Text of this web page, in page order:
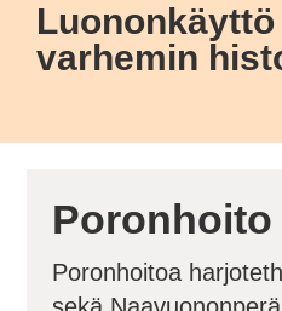
varhemin
Poronhoito
Poronhoitoa
sekä